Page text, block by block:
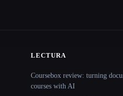
LECTURA
Coursebox review: turning
courses with AI